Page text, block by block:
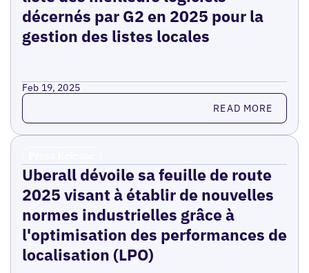
décernés par G2 en 2025 pour la
gestion des listes locales
Feb 19, 2025
Read more READ MORE
Uberall dévoile sa feuille de route
2025 visant à établir de nouvelles
normes industrielles grâce à
l'optimisation des performances de
localisation (LPO)